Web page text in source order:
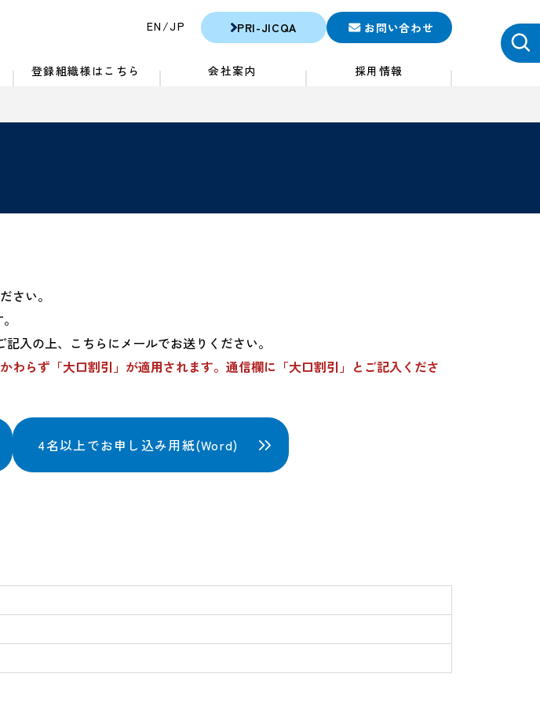
登録組織様はこちら 会社案内 採用情報
PRI-JICQA お問い合わせ
EN JP
さい。
入の上、こちらにメールでお送りください。
らず「大口割引」が適用されます。通信欄に「大口割引」とご記入くださ
4名以上でお申し込み用紙(Word)